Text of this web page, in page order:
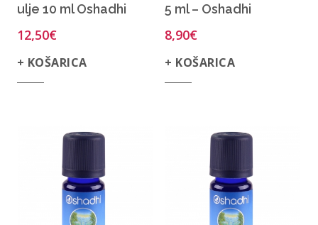
ulje 10 ml Oshadhi
12,50€
+ KOŠARICA
5 ml – Oshadhi
8,90€
+ KOŠARICA